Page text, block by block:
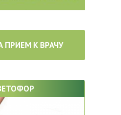
ПРИЕМ К ВРАЧУ